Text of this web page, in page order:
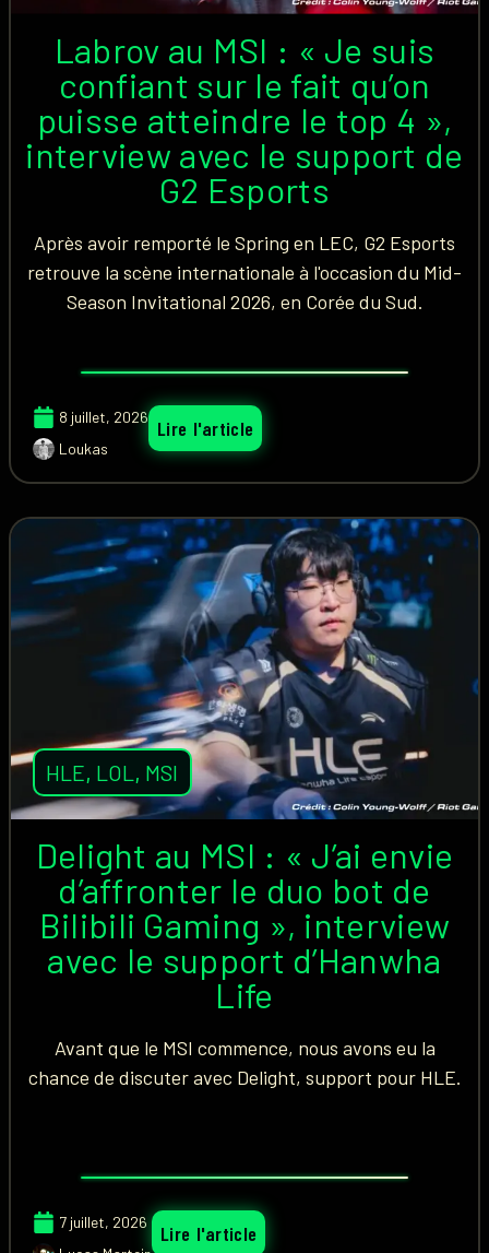
Labrov au MSI : « Je suis
confiant sur le fait qu’on
puisse atteindre le top 4 »,
interview avec le support de
G2 Esports
Après avoir remporté le Spring en LEC, G2 Esports
retrouve la scène internationale à l'occasion du Mid-
Season Invitational 2026, en Corée du Sud.
8 juillet, 2026
Loukas
Lire l'article
HLE, LOL, MSI
Delight au MSI : « J’ai envie
d’affronter le duo bot de
Bilibili Gaming », interview
avec le support d’Hanwha
Life
Avant que le MSI commence, nous avons eu la
chance de discuter avec Delight, support pour HLE.
7 juillet, 2026
Lire l'article